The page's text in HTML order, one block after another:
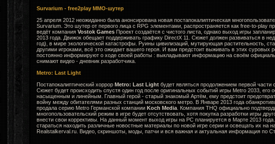
Survarium - free2play MMO-шутер
25 апреля 2012 неожиданно была анонсирована новая постапокалиптическая
Survarium. Это шутер от первого лица с RPG элементами, распространяется как free-to-play
ведёт компания Vostok GamesПроект создаётся с чистого листа, однако выход игры
2013 года. Движок обещает поддерживать графику DirectX 11. Сюжет должен развиваться в
год), в мире экологической катастрофы. Руины цивилизаций, мутирующая растительность,
другими игроками, всё это ожидает вашего героя. И вам предстоит выживать в этих суровых
постоянно информируют о ходе своей работы : выкладывают информацию на своём
снимают видео - дневник разработчика.
Metro: Last Light
Постапокалиптический хоррор Metro: Last Lightбудет являться продолжением первой части
Сюжет будет происходить спустя один год после оригинальных событий игры Metro 2033, его
насыщенным и линейным. Главный герой - старый знакомый Артём, ему предстоит
войну между обитателями разных станций московского метро. В Январе 2013 года
продала серию Metro Германской компании Koch Media. Компания THQ официально
многопользовательский режим в игре будет отсутствовать, хотя покупка разработки игры
внести свои коррективы. На данный момент выход игры на PC планируется в Марте 2013
стараться находить различные новостные материалы по новой игре серии и освещать их на
Realstalkerval.ru. Видео, скриншоты, моды, патчи и вся важная и актуальная информация по